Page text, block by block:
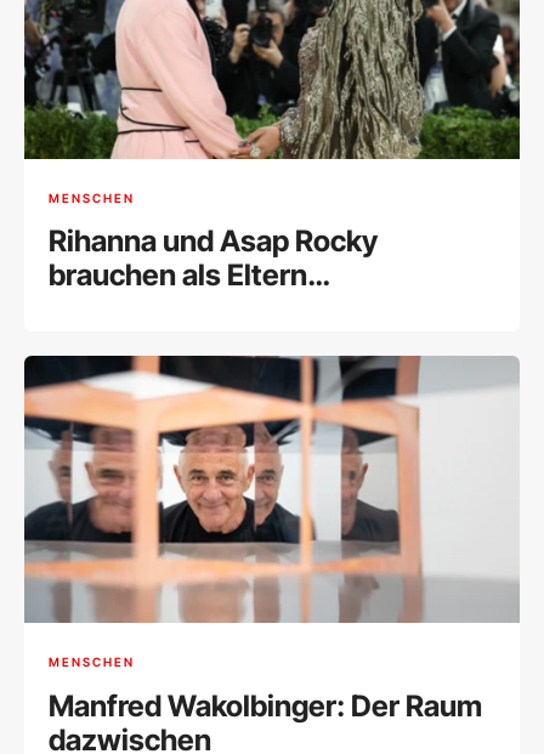
MENSCHEN
Rihanna und Asap Rocky
brauchen als Eltern
MENSCHEN
Manfred Wakolbinger: Der Raum
dazwischen